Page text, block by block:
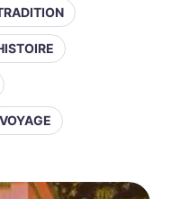
VOYAGE